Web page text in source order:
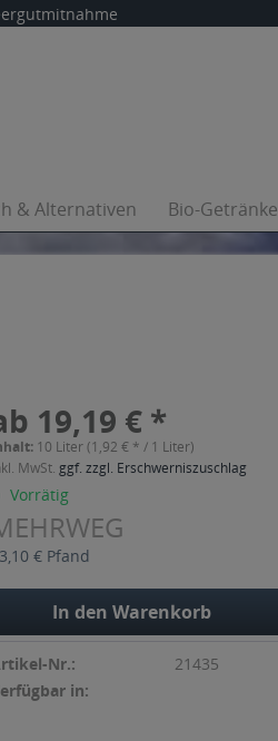
& Alternativen Bio-Getränke
19,19 € *
10 Liter (1,92 € * / 1 Liter)
MwSt. ggf. zzgl. Erschwerniszuschlag
Vorrätig
€ Pfand
In den Warenkorb
Nr.:
21435
in: